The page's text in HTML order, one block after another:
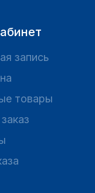
запись
товары